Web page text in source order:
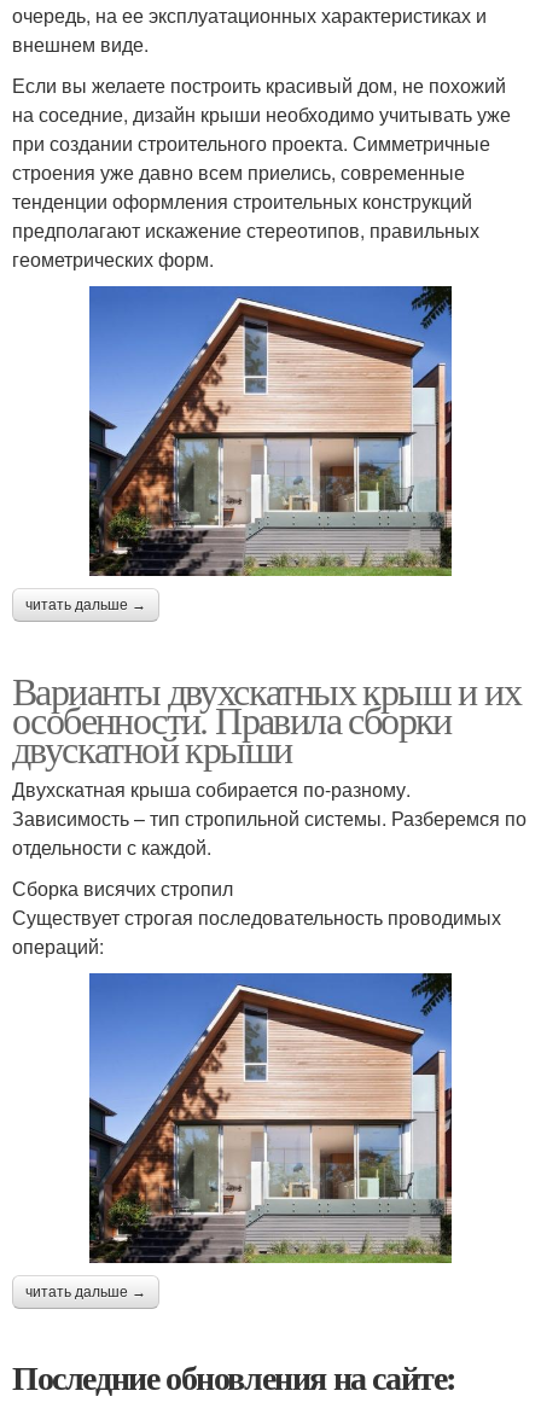
очередь, на ее эксплуатационных характеристиках и
внешнем виде.
Если вы желаете построить красивый дом, не похожий
на соседние, дизайн крыши необходимо учитывать уже
при создании строительного проекта. Симметричные
строения уже давно всем приелись, современные
тенденции оформления строительных конструкций
предполагают искажение стереотипов, правильных
геометрических форм.
читать дальше →
Варианты двухскатных крыш и их
особенности. Правила сборки
двускатной крыши
Двухскатная крыша собирается по-разному.
Зависимость – тип стропильной системы. Разберемся по
отдельности с каждой.
Сборка висячих стропил
Существует строгая последовательность проводимых
операций:
читать дальше →
Последние обновления на сайте: